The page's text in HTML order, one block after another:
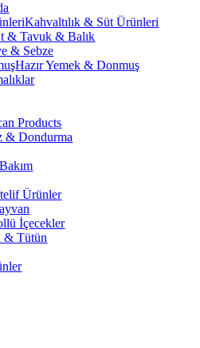
Kahvaltılık & Süt Ürünleri
& Tavuk & Balık
& Sebze
Hazır Yemek & Donmuş
Products
& Dondurma
Ürünler
İçecekler
& Tütün